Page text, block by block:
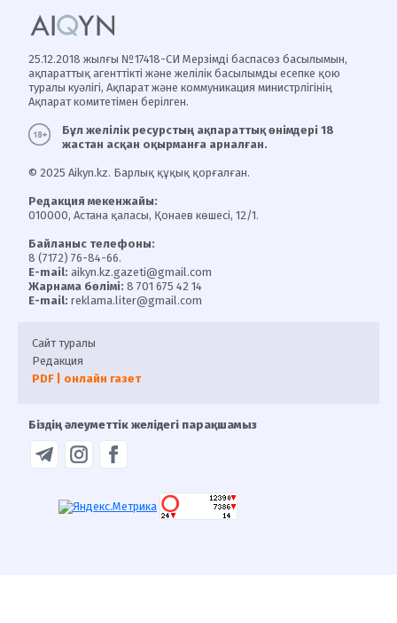
25.12.2018 жылғы №17418-СИ Мерзімді баспасөз басылымын,
ақпараттық агенттікті және желілік басылымды есепке қою
туралы куәлігі, Ақпарат және коммуникация министрлігінің
Ақпарат комитетімен берілген.
Бұл желілік ресурстың ақпараттық өнімдері 18
жастан асқан оқырманға арналған.
© 2025 Aikyn.kz. Барлық құқық қорғалған.
Редакция мекенжайы:
010000, Астана қаласы, Қонаев көшесі, 12/1.
Байланыс телефоны:
8 (7172) 76-84-66.
E-mail: aikyn.kz.gazeti@gmail.com
Жарнама бөлімі: 8 701 675 42 14
E-mail: reklama.liter@gmail.com
Сайт туралы
Редакция
PDF | онлайн газет
Біздің әлеуметтік желідегі парақшамыз